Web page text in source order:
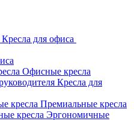
Кресла для офиса
Офисные кресла
Кресла для
Премиальные кресла
Эргономичные